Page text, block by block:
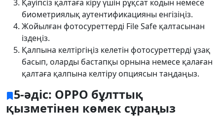
Қауіпсіз қалтаға кіру үшін рұқсат кодын немесе
биометриялық аутентификацияны енгізіңіз.
Жойылған фотосуреттерді File Safe қалтасынан
іздеңіз.
Қалпына келтіргіңіз келетін фотосуреттерді ұзақ
басып, оларды бастапқы орнына немесе қалаған
қалтаға қалпына келтіру опциясын таңдаңыз.
5-әдіс: OPPO бұлттық
қызметінен көмек сұраңыз